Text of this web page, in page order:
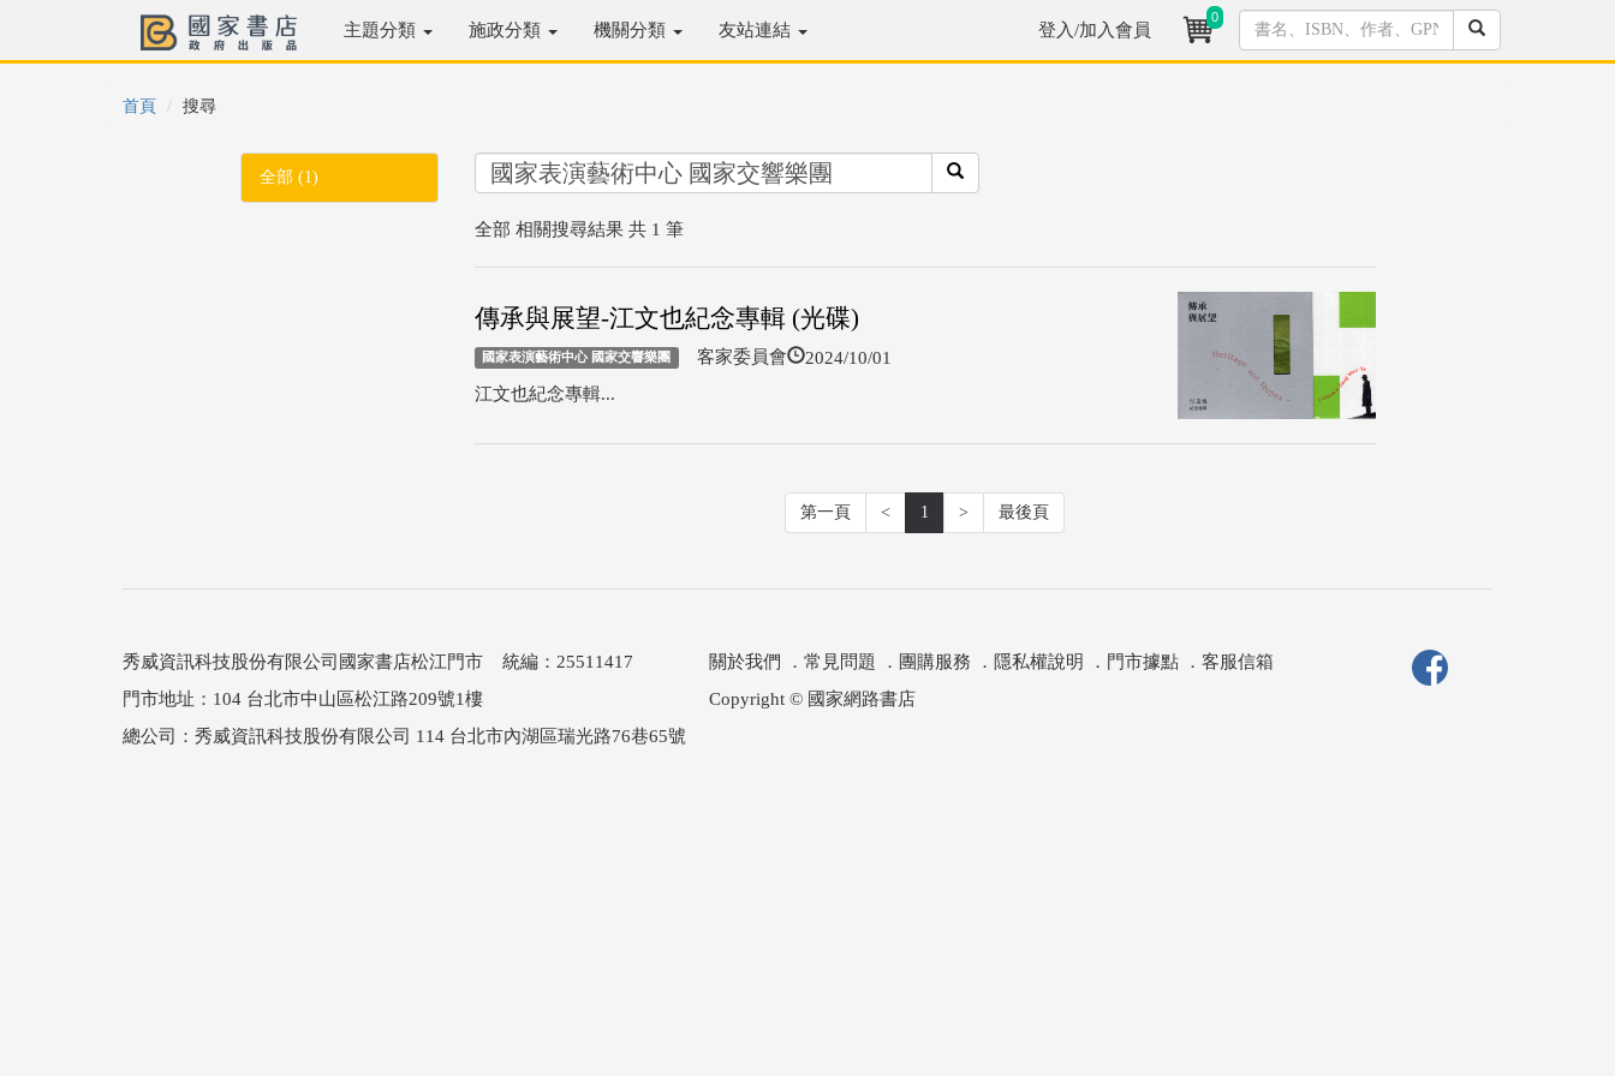
主題分類 施政分類 機關分類 友站連結 登入/加入會員
0
首頁 搜尋
全部 (1)
全部 相關搜尋結果 共 1 筆
傳承與展望-江文也紀念專輯 (光碟)
國家表演藝術中心 國家交響樂團 客家委員會 2024/10/01
江文也紀念專輯...
第一頁 < 1 > 最後頁
秀威資訊科技股份有限公司國家書店松江門市 統編：25511417
門市地址：104 台北市中山區松江路209號1樓
關於我們 ． 常見問題 ． 團購服務 ． 隱私權說明 ． 門市據點． 客服信箱
Copyright © 國家網路書店
總公司：秀威資訊科技股份有限公司 114 台北市內湖區瑞光路76巷65號